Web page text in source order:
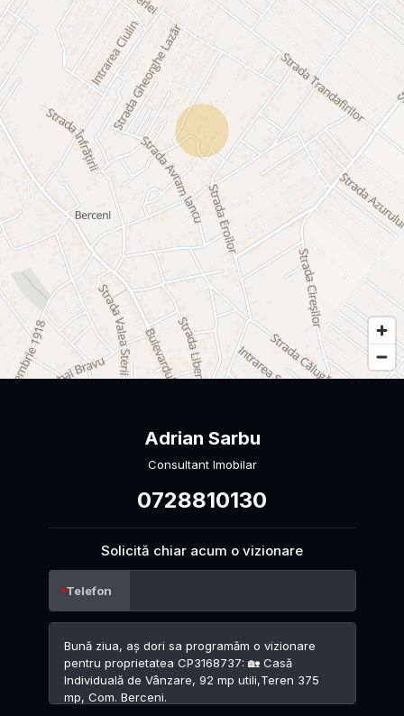
Adrian Sarbu
Consultant Imobilar
0728810130
Solicită chiar acum o vizionare
Telefon